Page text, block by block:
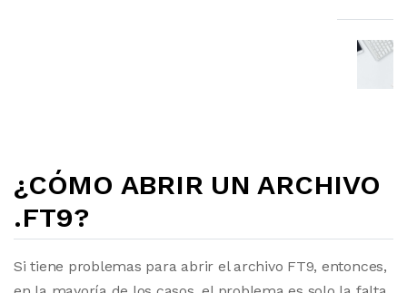
¿CÓMO ABRIR UN ARCHIVO
.FT9?
Si tiene problemas para abrir el archivo FT9, entonces,